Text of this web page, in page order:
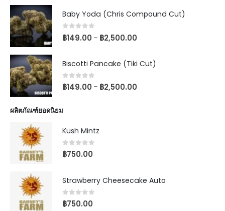
Baby Yoda (Chris Compound Cut)
0out of 5
฿149.00 – ฿2,500.00
Biscotti Pancake (Tiki Cut)
0out of 5
฿149.00 – ฿2,500.00
ผลิตภัณฑ์ยอดนิยม
Kush Mintz
0out of 5
฿750.00
Strawberry Cheesecake Auto
0out of 5
฿750.00